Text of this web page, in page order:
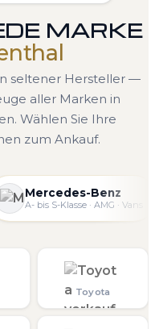
MARKE
seltener Hersteller —
aller Marken in
Wählen Sie Ihre
zum Ankauf.
Mercedes-Benz
A- bis S-Klasse · AMG · Vans
Toyota